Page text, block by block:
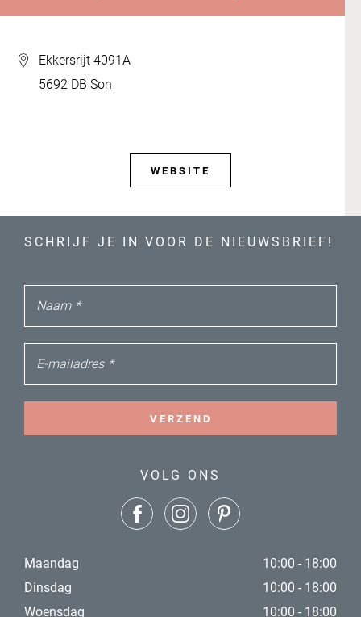
Ekkersrijt 4091A
5692 DB Son
WEBSITE
SCHRIJF JE IN VOOR DE NIEUWSBRIEF!
Naam *
E-mailadres *
VERZEND
VOLG ONS
Maandag
10:00 - 18:00
Dinsdag
10:00 - 18:00
Woensdag
10:00 - 18:00